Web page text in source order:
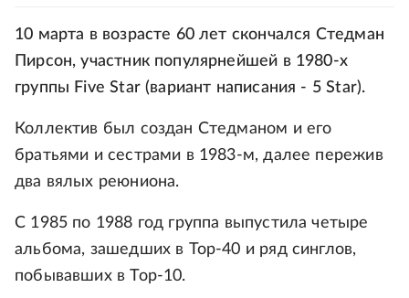
10 марта в возрасте 60 лет скончался Стедман
Пирсон, участник популярнейшей в 1980-х
группы Five Star (вариант написания - 5 Star).
Коллектив был создан Стедманом и его
братьями и сестрами в 1983-м, далее пережив
два вялых реюниона.
С 1985 по 1988 год группа выпустила четыре
альбома, зашедших в Тор-40 и ряд синглов,
побывавших в Тор-10.